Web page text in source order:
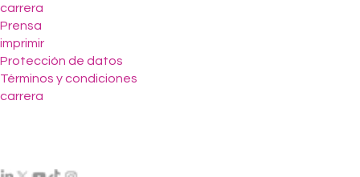
carrera
carrera
Prensa
imprimir
Protección de datos
Términos y condiciones